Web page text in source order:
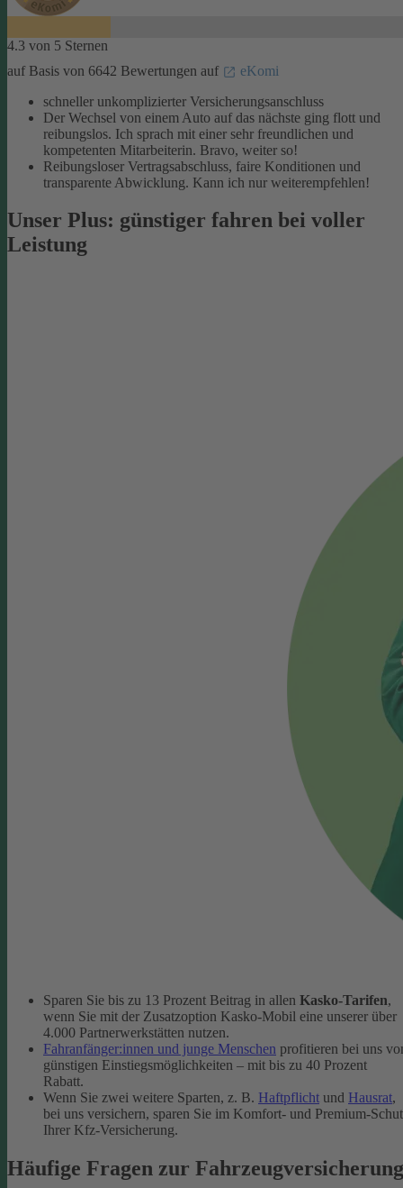
4.3 von 5 Sternen
auf Basis von 6642 Bewertungen auf
eKomi
schneller unkomplizierter Versicherungsanschluss
Der Wechsel von einem Auto auf das nächste ging flott und
reibungslos. Ich sprach mit einer sehr freundlichen und
kompetenten Mitarbeiterin. Bravo, weiter so!
Reibungsloser Vertragsabschluss, faire Konditionen und
transparente Abwicklung. Kann ich nur weiterempfehlen!
Unser Plus: günstiger fahren bei voller
Leistung
Sparen Sie bis zu 13 Prozent Beitrag in allen Kasko-Tarifen,
wenn Sie mit der Zusatzoption Kasko-Mobil eine unserer über
4.000 Partnerwerkstätten nutzen.
Fahranfänger:innen und junge Menschen profitieren bei uns
günstigen Einstiegsmöglichkeiten – mit bis zu 40 Prozent
Rabatt.
Wenn Sie zwei weitere Sparten, z. B. Haftpflicht und Hausrat,
bei uns versichern, sparen Sie im Komfort- und Premium-
Ihrer Kfz-Versicherung.
Häufige Fragen zur Fahrzeugversicherung